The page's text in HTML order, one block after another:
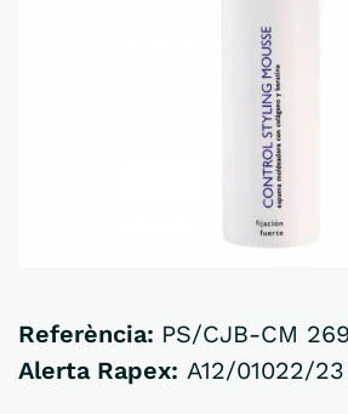
Referència: PS/CJB-CM
Alerta Rapex: A12/01022/23